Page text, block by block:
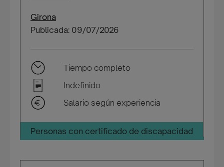
Girona
Publicada: 09/07/2026
Tiempo completo
Indefinido
Salario según experiencia
Personas con certificado de discapacidad